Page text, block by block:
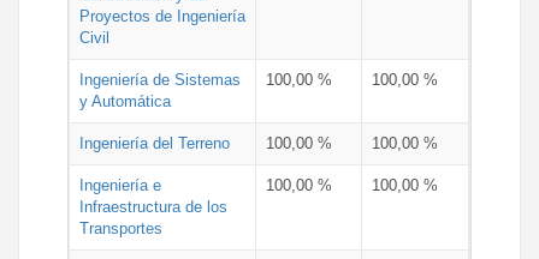
Proyectos de Ingeniería
Civil
Ingeniería de Sistemas
y Automática
100,00 % 100,00 %
Ingeniería del Terreno 100,00 % 100,00 %
Ingeniería e
Infraestructura de los
Transportes
100,00 % 100,00 %